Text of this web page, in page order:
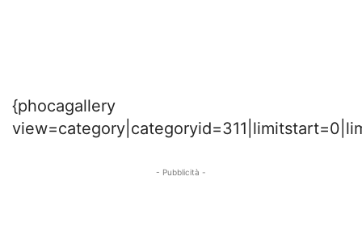
{phocagallery
- Pubblicità -